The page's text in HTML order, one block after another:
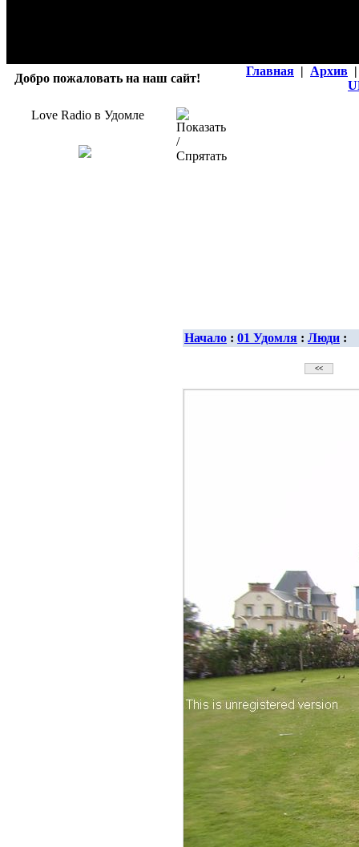
Добро пожаловать на наш сайт!
Главная | Архив |
Love Radio в Удомле
Начало : 01 Удомля : Люди :